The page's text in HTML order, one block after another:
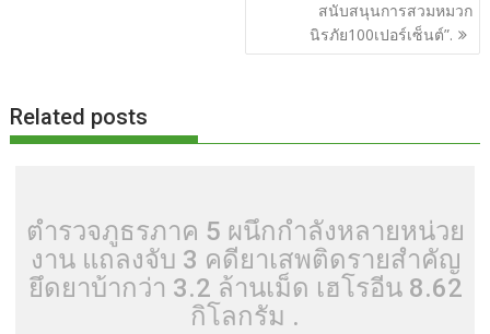
สนับสนุนการสวมหมวก
นิรภัย100เปอร์เซ็นต์”.
Related posts
ตำรวจภูธรภาค 5 ผนึกกำลังหลายหน่วย
งาน แถลงจับ 3 คดียาเสพติดรายสำคัญ
ยึดยาบ้ากว่า 3.2 ล้านเม็ด เฮโรอีน 8.62
กิโลกรัม .